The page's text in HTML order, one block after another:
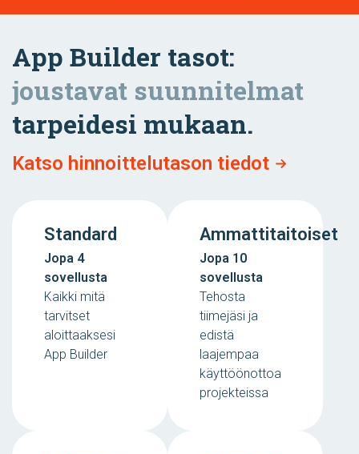
App Builder tasot:
joustavat suunnitelmat
tarpeidesi mukaan.
Katso hinnoittelutason tiedot
Standard
Jopa 4
sovellusta
Kaikki mitä
tarvitset
aloittaaksesi
App Builder
Ammattitaitoiset
Jopa 10
sovellusta
Tehosta
tiimejäsi ja
edistä
laajempaa
käyttöönottoa
projekteissa